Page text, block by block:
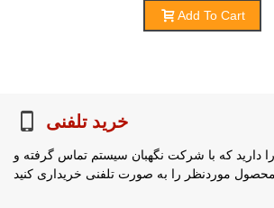
Add To Cart
خرید تلفنی
دارید که با شرکت نگهبان سیستم تماس گرفته و
محصول موردنظر را به صورت تلفنی خریداری کنید